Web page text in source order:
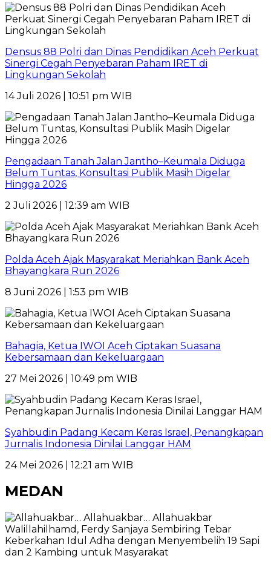
Densus 88 Polri dan Dinas Pendidikan Aceh Perkuat
Sinergi Cegah Penyebaran Paham IRET di
Lingkungan Sekolah
14 Juli 2026 | 10:51 pm WIB
Pengadaan Tanah Jalan Jantho–Keumala Diduga
Belum Tuntas, Konsultasi Publik Masih Digelar
Hingga 2026
2 Juli 2026 | 12:39 am WIB
Polda Aceh Ajak Masyarakat Meriahkan Bank Aceh
Bhayangkara Run 2026
8 Juni 2026 | 1:53 pm WIB
Bahagia, Ketua IWOI Aceh Ciptakan Suasana
Kebersamaan dan Kekeluargaan
27 Mei 2026 | 10:49 pm WIB
Syahbudin Padang Kecam Keras Israel, Penangkapan
Jurnalis Indonesia Dinilai Langgar HAM
24 Mei 2026 | 12:21 am WIB
MEDAN